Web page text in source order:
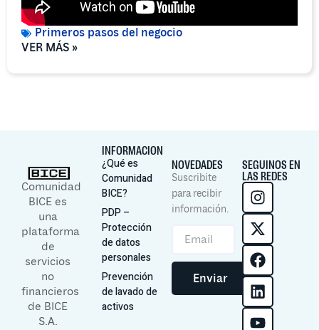
Primeros pasos del negocio
VER MÁS »
Comunidad
BICE es
una
plataforma
de
servicios
no
financieros
de BICE
S.A.
INFORMACION
¿Qué es
Comunidad
BICE?
PDP –
Protección
de datos
personales
Prevención
de lavado de
activos
NOVEDADES
Suscribite
para recibir
información.
Enviar
SEGUINOS EN
LAS REDES